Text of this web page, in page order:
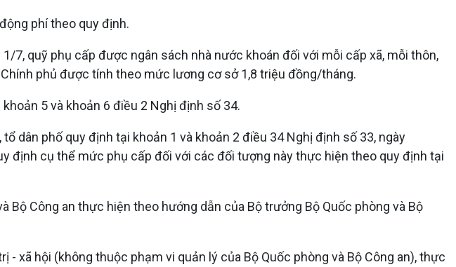
phí theo quy định.
7, quỹ phụ cấp được ngân sách nhà nước khoán đối với mỗi cấp xã, mỗi thôn,
phủ được tính theo mức lương cơ sở 1,8 triệu đồng/tháng.
5 và khoản 6 điều 2 Nghị định số 34.
dân phố quy định tại khoản 1 và khoản 2 điều 34 Nghị định số 33, ngày
cụ thể mức phụ cấp đối với các đối tượng này thực hiện theo quy định tại
Công an thực hiện theo hướng dẫn của Bộ trưởng Bộ Quốc phòng và Bộ
xã hội (không thuộc phạm vi quản lý của Bộ Quốc phòng và Bộ Công an), thực